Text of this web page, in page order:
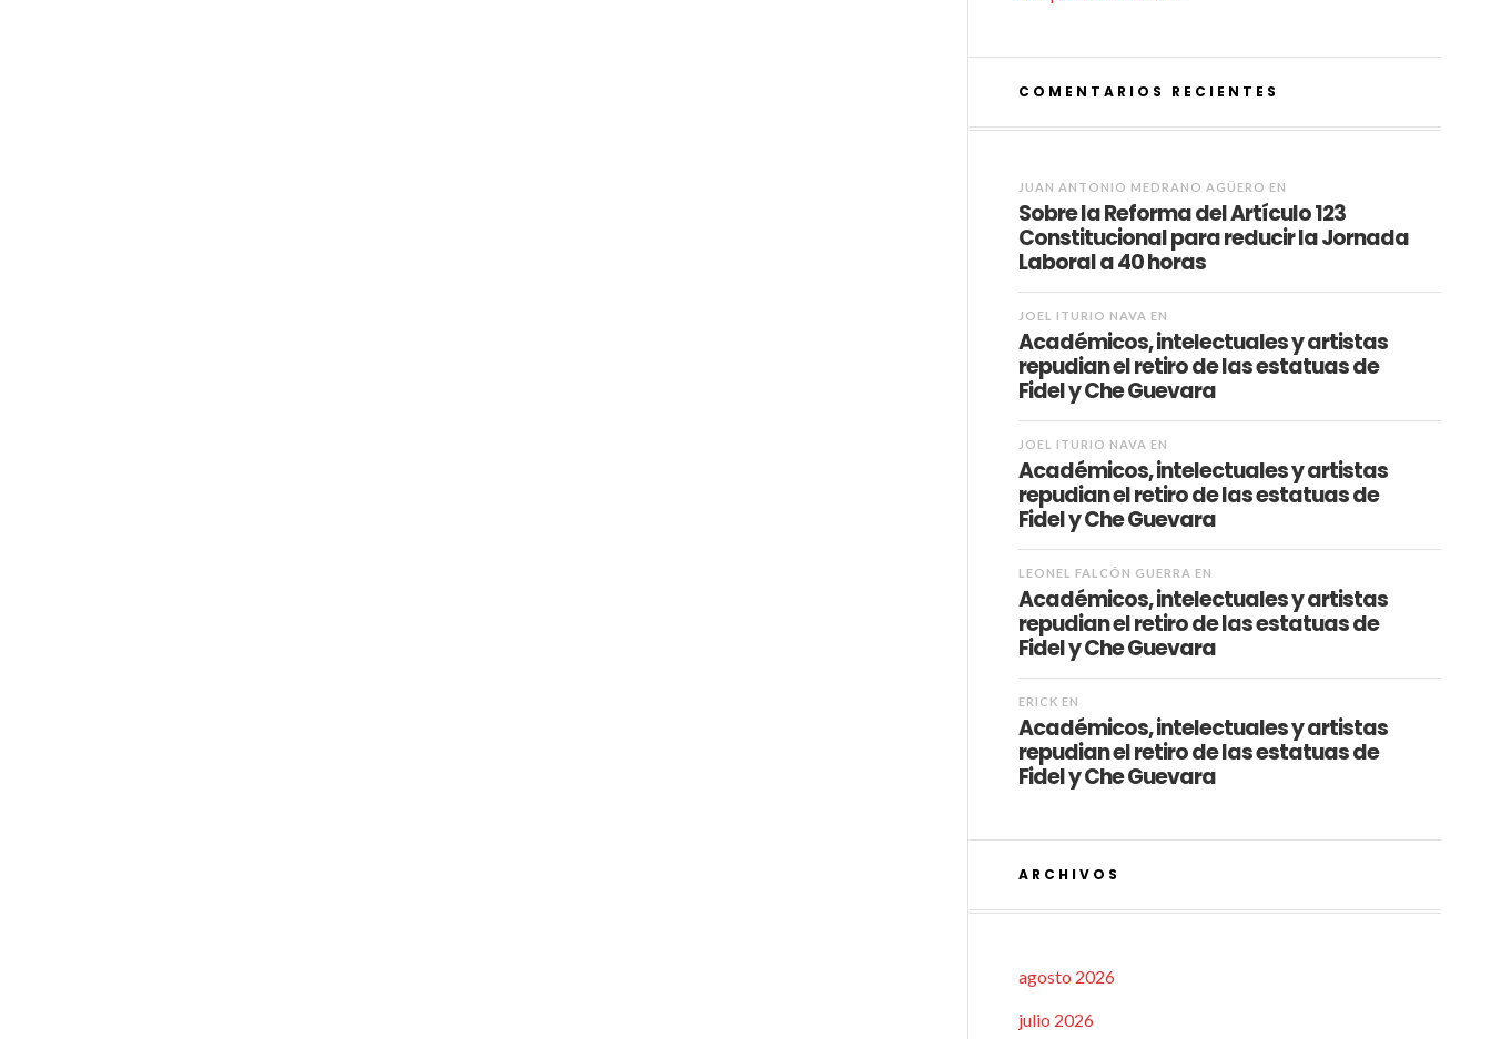
COMENTARIOS RECIENTES
JUAN ANTONIO MEDRANO AGÜERO EN
Sobre la Reforma del Artículo 123
Constitucional para reducir la Jornada
Laboral a 40 horas
JOEL ITURIO NAVA EN
Académicos, intelectuales y artistas
repudian el retiro de las estatuas de
Fidel y Che Guevara
JOEL ITURIO NAVA EN
Académicos, intelectuales y artistas
repudian el retiro de las estatuas de
Fidel y Che Guevara
LEONEL FALCÓN GUERRA EN
Académicos, intelectuales y artistas
repudian el retiro de las estatuas de
Fidel y Che Guevara
ERICK EN
Académicos, intelectuales y artistas
repudian el retiro de las estatuas de
Fidel y Che Guevara
ARCHIVOS
agosto 2026
julio 2026